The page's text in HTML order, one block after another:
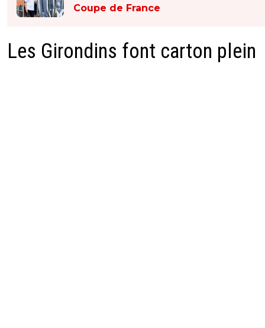
Coupe de France
Les Girondins font carton plein